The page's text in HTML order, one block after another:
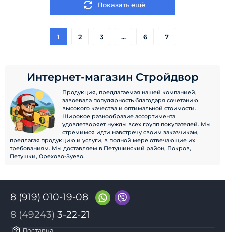
Показать ещё
1 2 3 ... 6 7
Интернет-магазин Стройдвор
Продукция, предлагаемая нашей компанией,
завоевала популярность благодаря сочетанию
высокого качества и оптимальной стоимости.
Широкое разнообразие ассортимента
удовлетворяет нужды всех групп покупателей. Мы
стремимся идти навстречу своим заказчикам,
предлагая продукцию и услуги, в полной мере отвечающие их
требованиям. Мы доставляем в Петушинский район, Покров,
Петушки, Орехово-Зуево.
8 (919) 010-19-08
8 (49243) 3-22-21
Доставка